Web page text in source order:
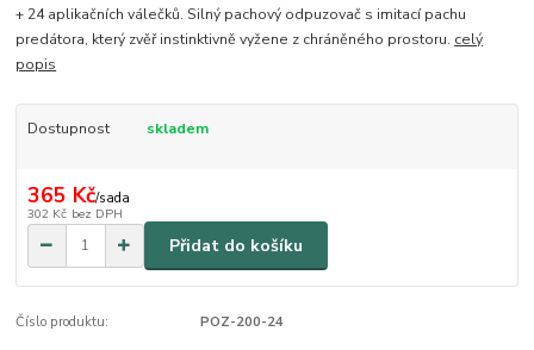
+ 24 aplikačních válečků. Silný pachový odpuzovač s imitací pachu
predátora, který zvěř instinktivně vyžene z chráněného prostoru. celý
popis
Dostupnost skladem
365 Kč/sada
302 Kč bez DPH
Přidat do košíku
Číslo produktu: POZ-200-24